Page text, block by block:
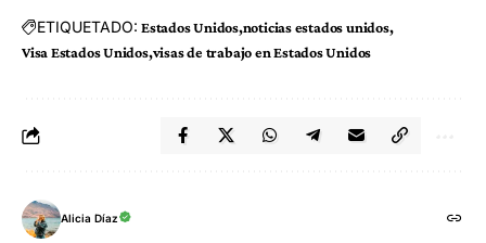
ETIQUETADO: Estados Unidos noticias estados unidos
Visa Estados Unidos visas de trabajo en Estados Unidos
Alicia Díaz